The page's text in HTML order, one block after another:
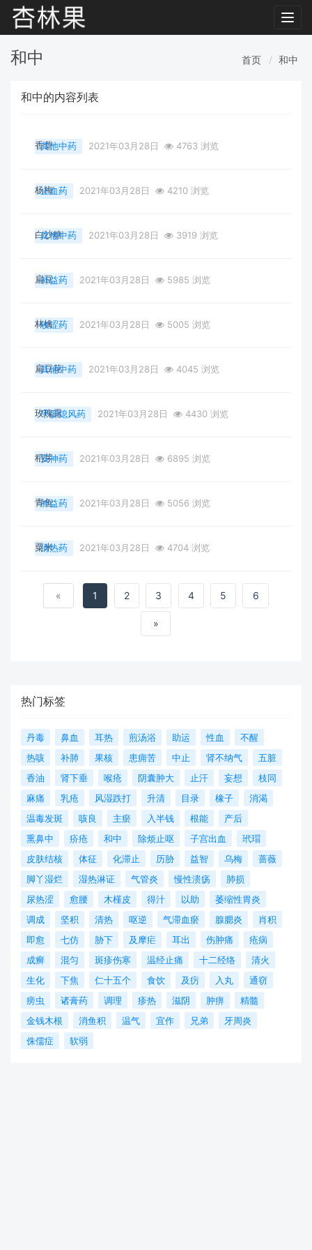
和中 首页 和中
和中的内容列表
香薷
其他中药 2021年03月28日 4763 浏览
杨梅
止血药 2021年03月28日 4210 浏览
白沙糖
其他中药 2021年03月28日 3919 浏览
扁豆
补益药 2021年03月28日 5985 浏览
林檎
收涩药 2021年03月28日 5005 浏览
扁豆花
其他中药 2021年03月28日 4045 浏览
玫瑰露
平肝熄风药 2021年03月28日 4430 浏览
稻芽
安神药 2021年03月28日 6895 浏览
青鱼
补益药 2021年03月28日 5056 浏览
粟米
清热药 2021年03月28日 4704 浏览
« 1 2 3 4 5 6
»
热门标签
丹毒 鼻血 耳热 煎汤浴 助运 性血
不醒
热咳
补肺 果核 患痈苦 中止 肾不纳气
五脏
香油
肾下垂 喉疮 阴囊肿大 止汗 妄想
枝同
麻痛
乳疮 风湿跌打 升清 目录 橡子
消渴
温毒发斑
咳良 主瘀 入半钱 根能
产后
熏鼻中
疥疮 和中 除烦止呕 子宫出血
玳瑁
皮肤结核
体征 化滞止 历胁 益智 乌梅
蔷薇
脚丫湿烂
湿热淋证 气管炎 慢性溃疡
肺损
尿热涩
愈腰 木槿皮 得汁 以助
萎缩性胃炎
调成
坚积 清热 呕逆 气滞血瘀 腺腮炎
肖积
即愈
七仿 胁下 及摩疟 耳出 伤肿痛
疮病
成癣
混匀 斑疹伤寒 温经止痛 十二经络
清火
生化
下焦 仁十五个 食饮 及疠 入丸
通窃
痨虫
诸膏药 调理 疹热 滋阴 肿痹
精髓
金钱木根
消鱼积 温气 宜作 兄弟
牙周炎
侏儒症
软弱